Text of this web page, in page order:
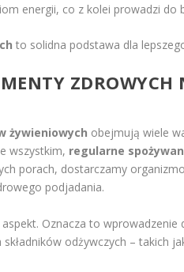
energii, co z kolei prowadzi do
to solidna podstawa dla
żywieniowych obejmują wiele
wszystkim, regularne
porach, dostarczamy
podjadania.
Oznacza to wprowadzenie
odżywczych – takich